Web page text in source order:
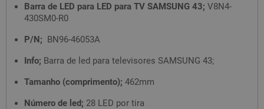
Barra de LED para LED para TV SAMSUNG 43; V8N4-
430SM0-R0
P/N; BN96-46053A
Info; Barra de led para televisores SAMSUNG 43;
Tamanho (comprimento); 462mm
Número de led; 28 LED por tira